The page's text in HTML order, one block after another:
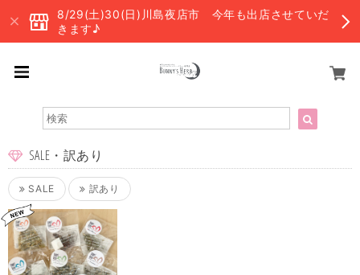
8/29(土)30(日)川島夜店市 今年も出店させていだ
きます♪
SALE・訳あり
SALE 訳あり